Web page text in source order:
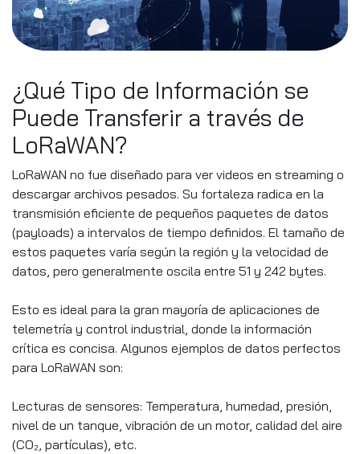
¿Qué Tipo de Información se
Puede Transferir a través de
LoRaWAN?
LoRaWAN no fue diseñado para ver videos en streaming o
descargar archivos pesados. Su fortaleza radica en la
transmisión eficiente de pequeños paquetes de datos
(payloads) a intervalos de tiempo definidos. El tamaño de
estos paquetes varía según la región y la velocidad de
datos, pero generalmente oscila entre 51 y 242 bytes.
Esto es ideal para la gran mayoría de aplicaciones de
telemetría y control industrial, donde la información
crítica es concisa. Algunos ejemplos de datos perfectos
para LoRaWAN son:
Lecturas de sensores: Temperatura, humedad, presión,
nivel de un tanque, vibración de un motor, calidad del aire
(CO₂, partículas), etc.